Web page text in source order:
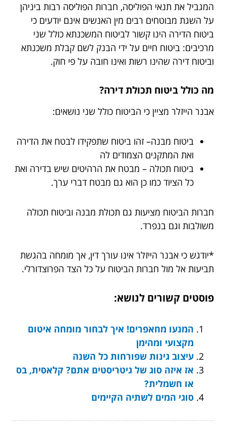
המגביל את תנאי הפוליסה, חברות הפוליסה רבות ביניהן
על השגת מבוטחים רבים מין האנשים אינם יודעים כי
ביטוח הדירה הינו קשור לביטוח המשכנתא כולל שני
מרכיבים: ביטוח חיים על ידי הבנק לשם קבלת משכנתא
וביטוח דירה שהינו רשות ואינו חובה על פי חוק.
מה כולל ביטוח תכולת דירה?
אבנר הייזלר מציין כי הביטוח כולל שני נושאים:
ביטוח מבנה– זהו ביטוח שתפקידו לבטח את הדירה
ואת המתקנים הצמודים לה
ביטוח תכולה – מבטח את הרהיטים שיש בדירה ואת
כל הציוד כמו כן הוא גם מבטח דברי ערך.
חברות הביטוח מציעות גם תכולת מבנה וביטוח תכולה
משולבות וגם בנפרד.
*יודגש כי אבנר הייזלר אינו עורך דין, אך מומחה בהגשת
תביעות אל מול חברות הביטוח על כל הצד הפרוצדורלי.
פוסטים קשורים לנושא:
המנעו מחאפרים! איך לבחור מומחה איטום
מקצועי ומהימן
עיצוב גינות שפורחות כל השנה
אז איזה סוג של גיטריסטים אתם? קלאסית, בס
או חשמלית?
סוגי המים לשתיה הקיימים